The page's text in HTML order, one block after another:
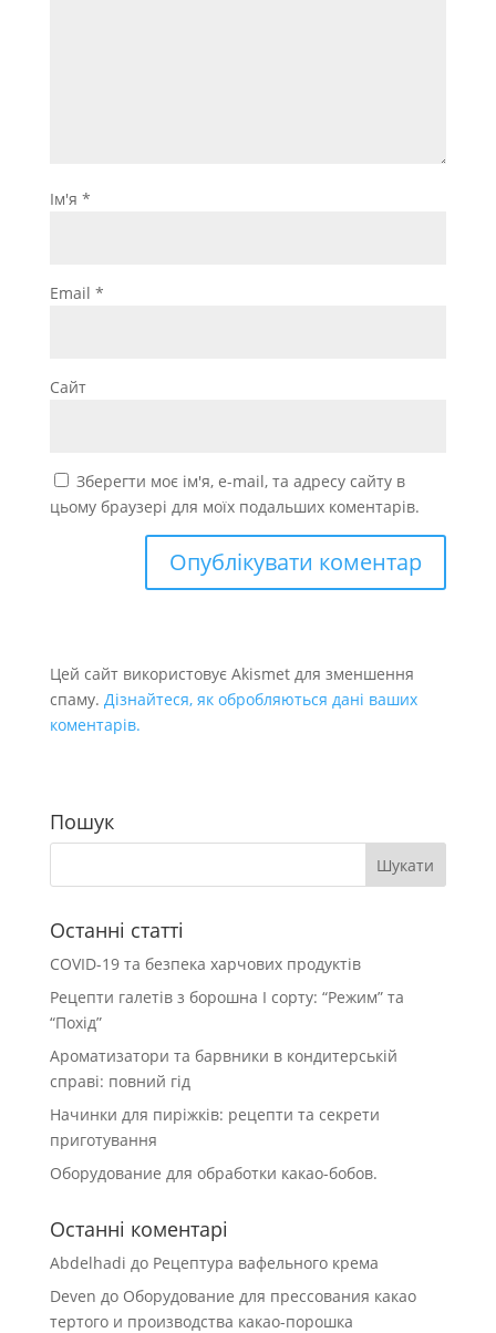
Ім'я *
Email *
Сайт
Зберегти моє ім'я, e-mail, та адресу сайту в
цьому браузері для моїх подальших коментарів.
Цей сайт використовує Akismet для зменшення
спаму. Дізнайтеся, як обробляються дані ваших
коментарів.
Пошук
Останні статті
COVID-19 та безпека харчових продуктів
Рецепти галетів з борошна І сорту: “Режим” та
“Похід”
Ароматизатори та барвники в кондитерській
справі: повний гід
Начинки для пиріжків: рецепти та секрети
приготування
Оборудование для обработки какао-бобов.
Останні коментарі
Abdelhadi до Рецептура вафельного крема
Deven до Оборудование для прессования какао
тертого и производства какао-порошка